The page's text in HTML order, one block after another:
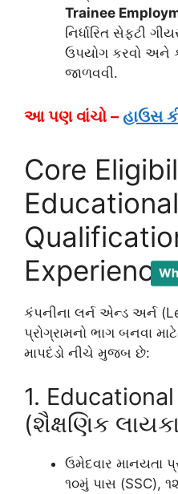
Trainee
નિર્ધારિત સેફ્ટી
ઉપયોગ કરવો અને
જાળવવી.
આ પણ વાંચો – હાઉસ
Core
Educational
Experience
કંપનીના લર્ન એન્ડ અર્ન
પ્રોગ્રામનો ભાગ બનવા
માપદંડો નીચે મુજબ છે:
1.
(શૈક્ષણિક
ઉમેદવાર માનયતા
૧૦મું પાસ (SSC),